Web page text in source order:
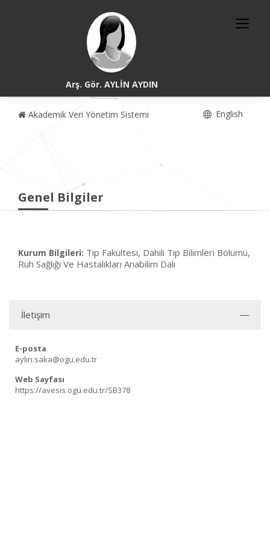
Arş. Gör. AYLİN AYDIN
Akademik Veri Yönetim Sistemi English
Genel Bilgiler
Kurum Bilgileri: Tıp Fakültesi, Dahili Tıp Bilimleri Bölümü,
Ruh Sağlığı Ve Hastalıkları Anabilim Dalı
İletişim
E-posta
aylin.saka@ogu.edu.tr
Web Sayfası
https://avesis.ogu.edu.tr/SB378